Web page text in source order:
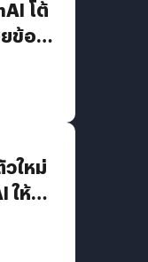
โต้
ข้อมูล
ใหม่
ให้